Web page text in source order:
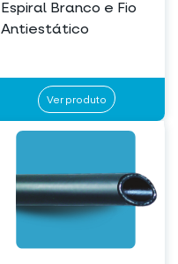
Espiral Branco e Fio
Antiestático
Ver produto